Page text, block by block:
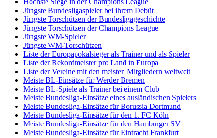
Jüngste Bundesligaspieler bei ihrem Debüt
Jüngste Torschützen der Bundesligageschichte
Jüngste Torschützen der Champions League
Jüngste WM-Spieler
Jüngste WM-Torschützen
Liste der Europapokalsieger als Trainer und als Spieler
Liste der Rekordmeister pro Land in Europa
Liste der Vereine mit den meisten Mitgliedern weltweit
Meiste BL-Einsätze für Werder Bremen
Meiste BL-Spiele als Trainer bei einem Club
Meiste Bundesliga-Einsätze eines ausländischen Spielers
Meiste Bundesliga-Einsätze für Borussia Dortmund
Meiste Bundesliga-Einsätze für den 1. FC Köln
Meiste Bundesliga-Einsätze für den Hamburger SV
Meiste Bundesliga-Einsätze für Eintracht Frankfurt